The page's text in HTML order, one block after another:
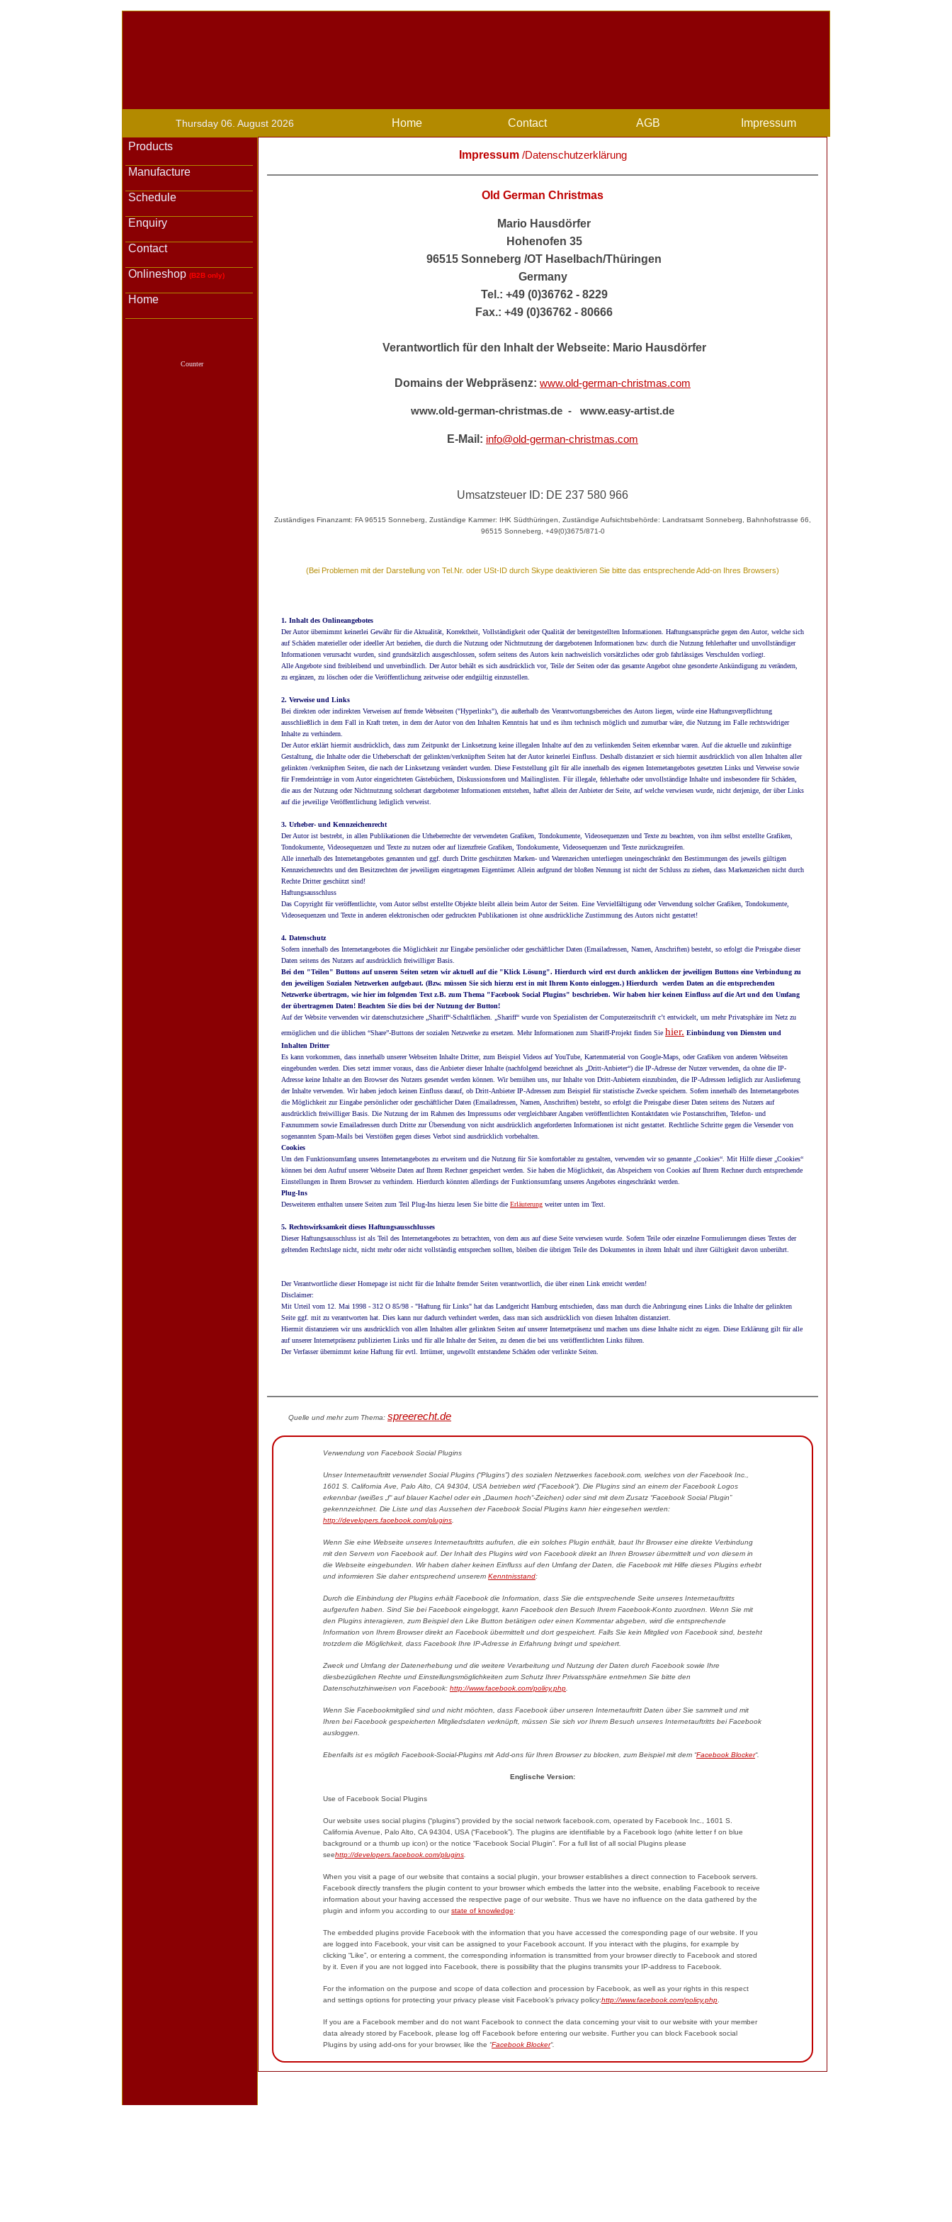
Thursday 06. August 2026 Home Contact AGB
Impressum
Products
Manufacture
Schedule
Enquiry
Contact
Onlineshop (B2B only)
Home
Counter
Impressum/Datenschutzerklärung
Old German Christmas
Mario Hausdörfer
Hohenofen 35
96515 Sonneberg /OT Haselbach/Thüringen
Germany
Tel.: +49 (0)36762 - 8229
Fax.: +49 (0)36762 - 80666
Verantwortlich für den Inhalt der Webseite: Mario Hausdörfer
Domains der Webpräsenz: www.old-german-christmas.com
www.old-german-christmas.de - www.easy-artist.de
E-Mail: info@old-german-christmas.com
Umsatzsteuer ID: DE 237 580 966
Zuständiges Finanzamt: FA 96515 Sonneberg, Zuständige Kammer: IHK Südthüringen, Zuständige Aufsichtsbehörde: Landratsamt Sonneberg, Bahnhofstrasse 66,
96515 Sonneberg, +49(0)3675/871-0
(Bei Problemen mit der Darstellung von Tel.Nr. oder USt-ID durch Skype deaktivieren Sie bitte das entsprechende Add-on Ihres Browsers)
1. Inhalt des Onlineangebotes
Der Autor übernimmt keinerlei Gewähr für die Aktualität, Korrektheit, Vollständigkeit oder Qualität der bereitgestellten Informationen. Haftungsansprüche gegen den Autor, welche sich
auf Schäden materieller oder ideeller Art beziehen, die durch die Nutzung oder Nichtnutzung der dargebotenen Informationen bzw. durch die Nutzung fehlerhafter und unvollständiger
Informationen verursacht wurden, sind grundsätzlich ausgeschlossen, sofern seitens des Autors kein nachweislich vorsätzliches oder grob fahrlässiges Verschulden vorliegt.
Alle Angebote sind freibleibend und unverbindlich. Der Autor behält es sich ausdrücklich vor, Teile der Seiten oder das gesamte Angebot ohne gesonderte Ankündigung zu verändern,
zu ergänzen, zu löschen oder die Veröffentlichung zeitweise oder endgültig einzustellen.
2. Verweise und Links
Bei direkten oder indirekten Verweisen auf fremde Webseiten ("Hyperlinks"), die außerhalb des Verantwortungsbereiches des Autors liegen, würde eine Haftungsverpflichtung
ausschließlich in dem Fall in Kraft treten, in dem der Autor von den Inhalten Kenntnis hat und es ihm technisch möglich und zumutbar wäre, die Nutzung im Falle rechtswidriger
Inhalte zu verhindern.
Der Autor erklärt hiermit ausdrücklich, dass zum Zeitpunkt der Linksetzung keine illegalen Inhalte auf den zu verlinkenden Seiten erkennbar waren. Auf die aktuelle und zukünftige
Gestaltung, die Inhalte oder die Urheberschaft der gelinkten/verknüpften Seiten hat der Autor keinerlei Einfluss. Deshalb distanziert er sich hiermit ausdrücklich von allen Inhalten aller
gelinkten /verknüpften Seiten, die nach der Linksetzung verändert wurden. Diese Feststellung gilt für alle innerhalb des eigenen Internetangebotes gesetzten Links und Verweise sowie
für Fremdeinträge in vom Autor eingerichteten Gästebüchern, Diskussionsforen und Mailinglisten. Für illegale, fehlerhafte oder unvollständige Inhalte und insbesondere für Schäden,
die aus der Nutzung oder Nichtnutzung solcherart dargebotener Informationen entstehen, haftet allein der Anbieter der Seite, auf welche verwiesen wurde, nicht derjenige, der über Links
auf die jeweilige Veröffentlichung lediglich verweist.
3. Urheber- und Kennzeichenrecht
Der Autor ist bestrebt, in allen Publikationen die Urheberrechte der verwendeten Grafiken, Tondokumente, Videosequenzen und Texte zu beachten, von ihm selbst erstellte Grafiken,
Tondokumente, Videosequenzen und Texte zu nutzen oder auf lizenzfreie Grafiken, Tondokumente, Videosequenzen und Texte zurückzugreifen.
Alle innerhalb des Internetangebotes genannten und ggf. durch Dritte geschützten Marken- und Warenzeichen unterliegen uneingeschränkt den Bestimmungen des jeweils gültigen
Kennzeichenrechts und den Besitzrechten der jeweiligen eingetragenen Eigentümer. Allein aufgrund der bloßen Nennung ist nicht der Schluss zu ziehen, dass Markenzeichen nicht durch
Rechte Dritter geschützt sind!
Haftungsausschluss
Das Copyright für veröffentlichte, vom Autor selbst erstellte Objekte bleibt allein beim Autor der Seiten. Eine Vervielfältigung oder Verwendung solcher Grafiken, Tondokumente,
Videosequenzen und Texte in anderen elektronischen oder gedruckten Publikationen ist ohne ausdrückliche Zustimmung des Autors nicht gestattet!
4. Datenschutz
Sofern innerhalb des Internetangebotes die Möglichkeit zur Eingabe persönlicher oder geschäftlicher Daten (Emailadressen, Namen, Anschriften) besteht, so erfolgt die Preisgabe dieser
Daten seitens des Nutzers auf ausdrücklich freiwilliger Basis.
Bei den "Teilen" Buttons auf unseren Seiten setzen wir aktuell auf die "Klick Lösung". Hierdurch wird erst durch anklicken der jeweiligen Buttons eine Verbindung zu
den jeweiligen Sozialen Netzwerken aufgebaut. (Bzw. müssen Sie sich hierzu erst in mit Ihrem Konto einloggen.) Hierdurch werden Daten an die entsprechenden
Netzwerke übertragen, wie hier im folgenden Text z.B. zum Thema "Facebook Social Plugins" beschrieben. Wir haben hier keinen Einfluss auf die Art und den Umfang
der übertragenen Daten! Beachten Sie dies bei der Nutzung der Button!
Auf der Website verwenden wir datenschutzsichere „Shariff“-Schaltflächen. „Shariff“ wurde von Spezialisten der Computerzeitschrift c’t entwickelt, um mehr Privatsphäre im Netz zu
ermöglichen und die üblichen “Share”-Buttons der sozialen Netzwerke zu ersetzen. Mehr Informationen zum Shariff-Projekt finden Sie hier. Einbindung von Diensten und
Inhalten Dritter
Es kann vorkommen, dass innerhalb unserer Webseiten Inhalte Dritter, zum Beispiel Videos auf YouTube, Kartenmaterial von Google-Maps, oder Grafiken von anderen Webseiten
eingebunden werden. Dies setzt immer voraus, dass die Anbieter dieser Inhalte (nachfolgend bezeichnet als „Dritt-Anbieter“) die IP-Adresse der Nutzer verwenden, da ohne die IP-
Adresse keine Inhalte an den Browser des Nutzers gesendet werden können. Wir bemühen uns, nur Inhalte von Dritt-Anbietern einzubinden, die IP-Adressen lediglich zur Auslieferung
der Inhalte verwenden. Wir haben jedoch keinen Einfluss darauf, ob Dritt-Anbieter IP-Adressen zum Beispiel für statistische Zwecke speichern. Sofern innerhalb des Internetangebotes
die Möglichkeit zur Eingabe persönlicher oder geschäftlicher Daten (Emailadressen, Namen, Anschriften) besteht, so erfolgt die Preisgabe dieser Daten seitens des Nutzers auf
ausdrücklich freiwilliger Basis. Die Nutzung der im Rahmen des Impressums oder vergleichbarer Angaben veröffentlichten Kontaktdaten wie Postanschriften, Telefon- und
Faxnummern sowie Emailadressen durch Dritte zur Übersendung von nicht ausdrücklich angeforderten Informationen ist nicht gestattet. Rechtliche Schritte gegen die Versender von
sogenannten Spam-Mails bei Verstößen gegen dieses Verbot sind ausdrücklich vorbehalten.
Cookies
Um den Funktionsumfang unseres Internetangebotes zu erweitern und die Nutzung für Sie komfortabler zu gestalten, verwenden wir so genannte „Cookies“. Mit Hilfe dieser „Cookies“
können bei dem Aufruf unserer Webseite Daten auf Ihrem Rechner gespeichert werden. Sie haben die Möglichkeit, das Abspeichern von Cookies auf Ihrem Rechner durch entsprechende
Einstellungen in Ihrem Browser zu verhindern. Hierdurch könnten allerdings der Funktionsumfang unseres Angebotes eingeschränkt werden.
Plug-Ins
Desweiteren enthalten unsere Seiten zum Teil Plug-Ins hierzu lesen Sie bitte die Erläuterung weiter unten im Text.
5. Rechtswirksamkeit dieses Haftungsausschlusses
Dieser Haftungsausschluss ist als Teil des Internetangebotes zu betrachten, von dem aus auf diese Seite verwiesen wurde. Sofern Teile oder einzelne Formulierungen dieses Textes der
geltenden Rechtslage nicht, nicht mehr oder nicht vollständig entsprechen sollten, bleiben die übrigen Teile des Dokumentes in ihrem Inhalt und ihrer Gültigkeit davon unberührt.
Der Verantwortliche dieser Homepage ist nicht für die Inhalte fremder Seiten verantwortlich, die über einen Link erreicht werden!
Disclaimer:
Mit Urteil vom 12. Mai 1998 - 312 O 85/98 - "Haftung für Links" hat das Landgericht Hamburg entschieden, dass man durch die Anbringung eines Links die Inhalte der gelinkten
Seite ggf. mit zu verantworten hat. Dies kann nur dadurch verhindert werden, dass man sich ausdrücklich von diesen Inhalten distanziert.
Hiermit distanzieren wir uns ausdrücklich von allen Inhalten aller gelinkten Seiten auf unserer Internetpräsenz und machen uns diese Inhalte nicht zu eigen. Diese Erklärung gilt für alle
auf unserer Internetpräsenz publizierten Links und für alle Inhalte der Seiten, zu denen die bei uns veröffentlichten Links führen.
Der Verfasser übernimmt keine Haftung für evtl. Irrtümer, ungewollt entstandene Schäden oder verlinkte Seiten.
Quelle und mehr zum Thema: spreerecht.de
Verwendung von Facebook Social Plugins
Unser Internetauftritt verwendet Social Plugins (“Plugins”) des sozialen Netzwerkes facebook.com, welches von der Facebook Inc.,
1601 S. California Ave, Palo Alto, CA 94304, USA betrieben wird (“Facebook”). Die Plugins sind an einem der Facebook Logos
erkennbar (weißes „f“ auf blauer Kachel oder ein „Daumen hoch“-Zeichen) oder sind mit dem Zusatz “Facebook Social Plugin”
gekennzeichnet. Die Liste und das Aussehen der Facebook Social Plugins kann hier eingesehen werden:
http://developers.facebook.com/plugins
Wenn Sie eine Webseite unseres Internetauftritts aufrufen, die ein solches Plugin enthält, baut Ihr Browser eine direkte Verbindung
mit den Servern von Facebook auf. Der Inhalt des Plugins wird von Facebook direkt an Ihren Browser übermittelt und von diesem in
die Webseite eingebunden. Wir haben daher keinen Einfluss auf den Umfang der Daten, die Facebook mit Hilfe dieses Plugins erhebt
und informieren Sie daher entsprechend unserem Kenntnisstand:
Durch die Einbindung der Plugins erhält Facebook die Information, dass Sie die entsprechende Seite unseres Internetauftritts
aufgerufen haben. Sind Sie bei Facebook eingeloggt, kann Facebook den Besuch Ihrem Facebook-Konto zuordnen. Wenn Sie mit
den Plugins interagieren, zum Beispiel den Like Button betätigen oder einen Kommentar abgeben, wird die entsprechende
Information von Ihrem Browser direkt an Facebook übermittelt und dort gespeichert. Falls Sie kein Mitglied von Facebook sind, besteht
trotzdem die Möglichkeit, dass Facebook Ihre IP-Adresse in Erfahrung bringt und speichert.
Zweck und Umfang der Datenerhebung und die weitere Verarbeitung und Nutzung der Daten durch Facebook sowie Ihre
diesbezüglichen Rechte und Einstellungsmöglichkeiten zum Schutz Ihrer Privatssphäre entnehmen Sie bitte den
Datenschutzhinweisen von Facebook: http://www.facebook.com/policy.php
Wenn Sie Facebookmitglied sind und nicht möchten, dass Facebook über unseren Internetauftritt Daten über Sie sammelt und mit
Ihren bei Facebook gespeicherten Mitgliedsdaten verknüpft, müssen Sie sich vor Ihrem Besuch unseres Internetauftritts bei Facebook
ausloggen.
Ebenfalls ist es möglich Facebook-Social-Plugins mit Add-ons für Ihren Browser zu blocken, zum Beispiel mit dem “Facebook Blocker“.
Englische Version:
Use of Facebook Social Plugins
Our website uses social plugins (“plugins”) provided by the social network facebook.com, operated by Facebook Inc., 1601 S.
California Avenue, Palo Alto, CA 94304, USA (“Facebook”). The plugins are identifiable by a Facebook logo (white letter f on blue
background or a thumb up icon) or the notice “Facebook Social Plugin”. For a full list of all social Plugins please
seehttp://developers.facebook.com/plugins
When you visit a page of our website that contains a social plugin, your browser establishes a direct connection to Facebook servers.
Facebook directly transfers the plugin content to your browser which embeds the latter into the website, enabling Facebook to receive
information about your having accessed the respective page of our website. Thus we have no influence on the data gathered by the
plugin and inform you according to ourstate of knowledge:
The embedded plugins provide Facebook with the information that you have accessed the corresponding page of our website. If you
are logged into Facebook, your visit can be assigned to your Facebook account. If you interact with the plugins, for example by
clicking “Like”, or entering a comment, the corresponding information is transmitted from your browser directly to Facebook and stored
by it. Even if you are not logged into Facebook, there is possibility that the plugins transmits your IP-address to Facebook.
For the information on the purpose and scope of data collection and procession by Facebook, as well as your rights in this respect
and settings options for protecting your privacy please visit Facebook’s privacy policy:http://www.facebook.com/policy.php
If you are a Facebook member and do not want Facebook to connect the data concerning your visit to our website with your member
data already stored by Facebook, please log off Facebook before entering our website. Further you can block Facebook social
Plugins by using add-ons for your browser, like the “Facebook Blocker“.